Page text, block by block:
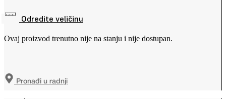
Odredite veličinu
Ovaj proizvod trenutno nije na stanju i nije dostupan.
Pronađi u radnji